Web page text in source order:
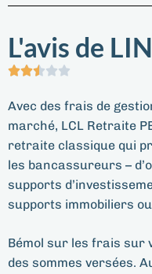
L'avis de

Avec des frais de
marché, LCL Retraite
retraite classique qui
les bancassureurs –
supports
supports immobiliers
Bémol sur les frais sur
des sommes versées.